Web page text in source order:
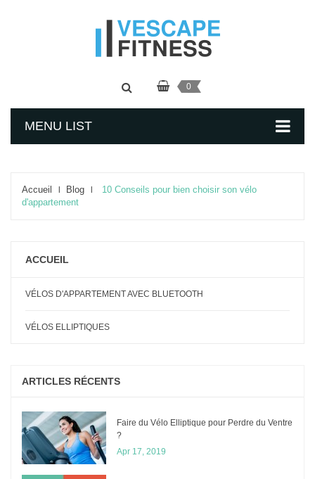
0
MENU LIST
Accueil Blog
10 Conseils pour bien choisir son vélo
d'appartement
ACCUEIL
VÉLOS D'APPARTEMENT AVEC BLUETOOTH
VÉLOS ELLIPTIQUES
ARTICLES RÉCENTS
Faire du Vélo Elliptique pour Perdre du Ventre
?
Apr 17, 2019